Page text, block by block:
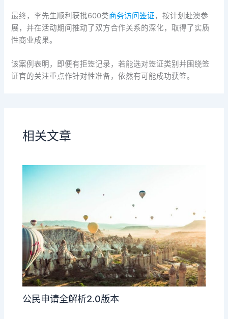
最终，李先生顺利获批600类商务访问签证，按计划赴澳参
展，并在活动期间推动了双方合作关系的深化，取得了实质
性商业成果。
该案例表明，即便有拒签记录，若能选对签证类别并围绕签
证官的关注重点作针对性准备，依然有可能成功获签。
相关文章
公民申请全解析2.0版本